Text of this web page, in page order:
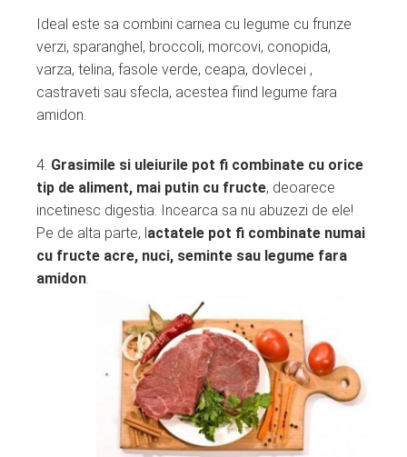
Ideal este sa combini carnea cu legume cu frunze
verzi, sparanghel, broccoli, morcovi, conopida,
varza, telina, fasole verde, ceapa, dovlecei ,
castraveti sau sfecla, acestea fiind legume fara
amidon.
4. Grasimile si uleiurile pot fi combinate cu orice
tip de aliment, mai putin cu fructe, deoarece
incetinesc digestia. Incearca sa nu abuzezi de ele!
Pe de alta parte, lactatele pot fi combinate numai
cu fructe acre, nuci, seminte sau legume fara
amidon.